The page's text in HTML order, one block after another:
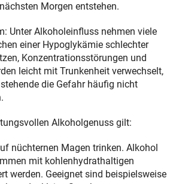
Morgen entstehen.
Unter Alkoholeinfluss nehmen viele
einer Hypoglykämie schlechter
Konzentrationsstörungen und
leicht mit Trunkenheit verwechselt,
die Gefahr häufig nicht
Alkoholgenuss gilt:
nüchternen Magen trinken. Alkohol
mit kohlenhydrathaltigen
werden. Geeignet sind beispielsweise